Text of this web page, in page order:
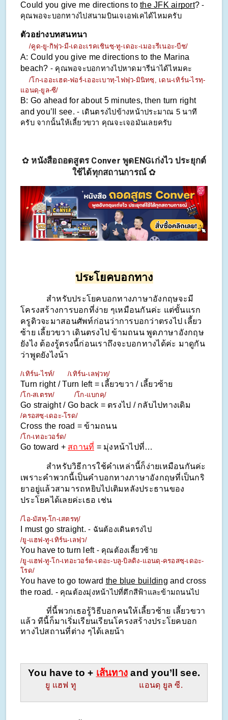
Could you give me directions to the JFK airport? -
คุณพอจะบอกทางไปสนามบินเจเอฟเคได้ไหมครับ
ตัวอย่างบทสนทนา
/คูด-ยู-กิฟฺว-มี-เดอะเรคเชินซฺ-ทู-เดอะ-เมอะรีเนอะ-บีช/
A: Could you give me directions to the Marina
beach? - คุณพอจะบอกทางไปหาดมารีน่าได้ไหมคะ
/โก-เออะเฮด-ฟอร์-เออะเบาทฺ-ไฟฟฺว-มินิทซฺ, เดน-เทิร์น-ไรทฺ-
แอนดฺ-ยูล-ซี/
B: Go ahead for about 5 minutes, then turn right
and you’ll see. - เดินตรงไปข้างหน้าประมาณ 5 นาที
ครับ จากนั้นให้เลี้ยวขวา คุณจะเจอมันเลยครับ
✿หนังสือถอดสูตร Conver พูดENGเก่งไว ประยุกต์
ใช้ได้ทุกสถานการณ์ ✿
ประโยคบอกทาง
สำหรับประโยคบอกทางภาษาอังกฤษจะมี
โครงสร้างการบอกที่ง่าย ๆเหมือนกันค่ะ แต่ขั้นแรก
ครูดิวจะมาสอนศัพท์ก่อนว่าการบอกว่าตรงไป เลี้ยว
ซ้าย เลี้ยวขวา เดินตรงไป ข้ามถนน พูดภาษาอังกฤษ
ยังไง ต้องรู้ตรงนี้ก่อนเราถึงจะบอกทางได้ค่ะ มาดูกัน
ว่าพูดยังไงน้า
/เทิร์น-ไรท์/      /เทิร์น-เลฟฺวทฺ/
Turn right / Turn left = เลี้ยวขวา / เลี้ยวซ้าย
/โก-สเตรท/         /โก-แบกคฺ/
Go straight / Go back = ตรงไป / กลับไปทางเดิม
/ครอสซฺ-เดอะ-โรด/
Cross the road = ข้ามถนน
/โก-เทอะวอร์ด/
Go toward + สถานที่ = มุ่งหน้าไปที่…
สำหรับวิธีการใช้คำเหล่านี้ก็ง่ายเหมือนกันค่ะ
เพราะคำพวกนี้เป็นคำบอกทางภาษาอังกฤษที่เป็นกริ
ยาอยู่แล้วสามารถหยิบไปเติมหลังประธานของ
ประโยคได้เลยค่ะเธอ เช่น
/ไอ-มัสทฺ-โก-เสตรทฺ/
I must go straight. - ฉันต้องเดินตรงไป
/ยู-แฮฟ-ทู-เทิร์น-เลฟฺว/
You have to turn left - คุณต้องเลี้ยวซ้าย
/ยู-แฮฟ-ทู-โก-เทอะวอร์ด-เดอะ-บลู-บิลดิง-แอนดฺ-ครอสซฺ-เดอะ-
โรด/
You have to go toward the blue building and cross
the road. - คุณต้องมุ่งหน้าไปที่ตึกสีฟ้าและข้ามถนนไป
ที่นี้พวกเธอรู้วิธีบอกคนให้เลี้ยวซ้าย เลี้ยวขวา
แล้ว ทีนี้ก็มาเริ่มเรียนเรียนโครงสร้างประโยคบอก
ทางไปสถานที่ต่าง ๆได้เลยน้า
You have to + เส้นทาง and you’ll see.
ยู แฮฟ ทู                             แอนดฺ ยูล ซี.